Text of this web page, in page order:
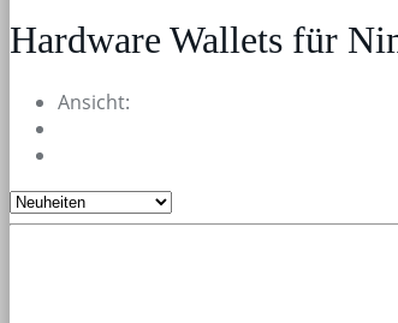
Hardware Wallets für
Ansicht: